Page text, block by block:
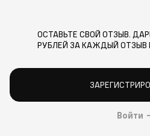
ОСТАВЬТЕ СВОЙ ОТЗЫВ.
РУБЛЕЙ ЗА КАЖДЫЙ ОТЗЫВ
Войти